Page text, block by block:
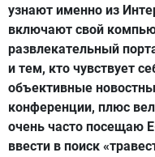
узнают именно из
включают свой
развлекательный
и тем, кто чувствует
объективные
конференции, плюс
очень часто посещаю
ввести в поиск